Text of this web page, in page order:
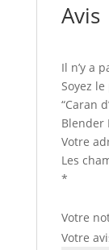
Avis
Il n’y a
Soyez
“Caran
Blender
Votre
Les
*
Votre
Votre